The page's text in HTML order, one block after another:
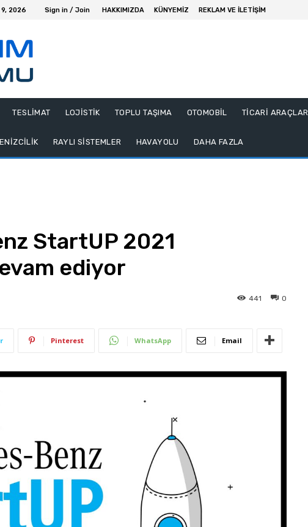
2026 Sign in / Join HAKKIMIZDA KÜNYEMİZ REKLAM VE İLETİŞİM
TESLİMAT LOJİSTİK TOPLU TAŞIMA OTOMOBİL TİCARİ ARAÇLAR
RAYLI SİSTEMLER HAVAYOLU DAHA FAZLA
StartUP 2021
ediyor
0
441
Pinterest WhatsApp Email